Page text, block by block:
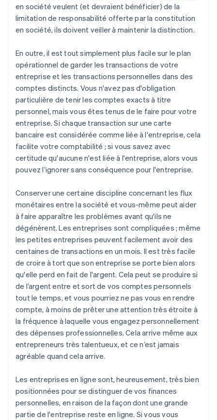
en société veulent (et devraient bénéficier) de la
limitation de responsabilité offerte par la constitution
en société, ils doivent veiller à maintenir la distinction.
En outre, il est tout simplement plus facile sur le plan
opérationnel de garder les transactions de votre
entreprise et les transactions personnelles dans des
comptes distincts. Vous n'avez pas d'obligation
particulière de tenir les comptes exacts à titre
personnel, mais vous êtes tenus de le faire pour votre
entreprise. Si chaque transaction sur une carte
bancaire est considérée comme liée à l'entreprise, cela
facilite votre comptabilité ; si vous savez avec
certitude qu'aucune n'est liée à l'entreprise, alors vous
pouvez l’ignorer sans conséquence pour l'entreprise.
Conserver une certaine discipline concernant les flux
monétaires entre la société et vous-même peut aider
à faire apparaître les problèmes avant qu'ils ne
dégénèrent. Les entreprises sont compliquées ; même
les petites entreprises peuvent facilement avoir des
centaines de transactions en un mois. Il est très facile
de croire à tort que son entreprise se porte bien alors
qu'elle perd en fait de l'argent. Cela peut se produire si
de l’argent entre et sort de vos comptes personnels
tout le temps, et vous pourriez ne pas vous en rendre
compte, à moins de prêter une attention très étroite à
la fréquence à laquelle vous engagez personnellement
des dépenses professionnelles. Cela arrive même aux
entrepreneurs très talentueux, et ce n’est jamais
agréable quand cela arrive.
Les entreprises en ligne sont, heureusement, très bien
positionnées pour se distinguer de vos finances
personnelles, en raison de la façon dont une grande
partie de l'entreprise reste en ligne. Si vous vous